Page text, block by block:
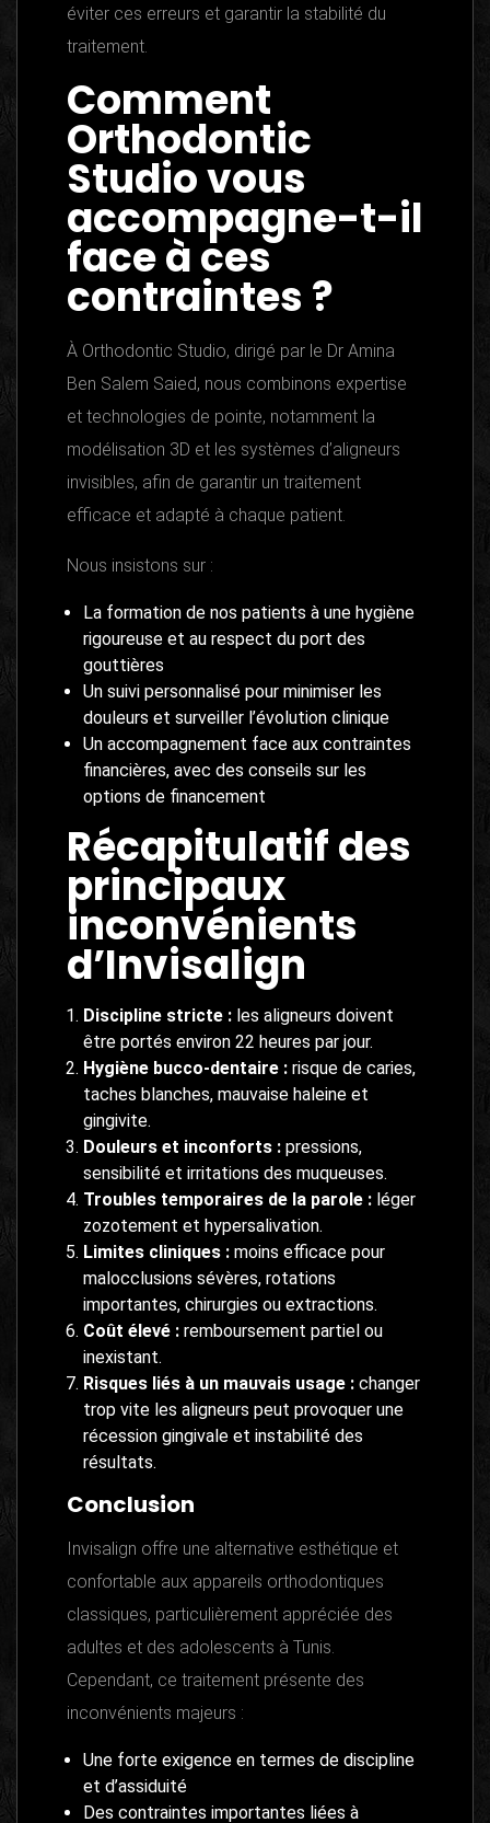
éviter ces erreurs et garantir la stabilité du
traitement.
Comment
Orthodontic
Studio vous
accompagne-t-il
face à ces
contraintes ?
À Orthodontic Studio, dirigé par le Dr Amina
Ben Salem Saied, nous combinons expertise
et technologies de pointe, notamment la
modélisation 3D et les systèmes d’aligneurs
invisibles, afin de garantir un traitement
efficace et adapté à chaque patient.
Nous insistons sur :
La formation de nos patients à une hygiène
rigoureuse et au respect du port des
gouttières
Un suivi personnalisé pour minimiser les
douleurs et surveiller l’évolution clinique
Un accompagnement face aux contraintes
financières, avec des conseils sur les
options de financement
Récapitulatif des
principaux
inconvénients
d’Invisalign
Discipline stricte : les aligneurs doivent
être portés environ 22 heures par jour.
Hygiène bucco-dentaire : risque de caries,
taches blanches, mauvaise haleine et
gingivite.
Douleurs et inconforts : pressions,
sensibilité et irritations des muqueuses.
Troubles temporaires de la parole : léger
zozotement et hypersalivation.
Limites cliniques : moins efficace pour
malocclusions sévères, rotations
importantes, chirurgies ou extractions.
Coût élevé : remboursement partiel ou
inexistant.
Risques liés à un mauvais usage : changer
trop vite les aligneurs peut provoquer une
récession gingivale et instabilité des
résultats.
Conclusion
Invisalign offre une alternative esthétique et
confortable aux appareils orthodontiques
classiques, particulièrement appréciée des
adultes et des adolescents à Tunis.
Cependant, ce traitement présente des
inconvénients majeurs :
Une forte exigence en termes de discipline
et d’assiduité
Des contraintes importantes liées à